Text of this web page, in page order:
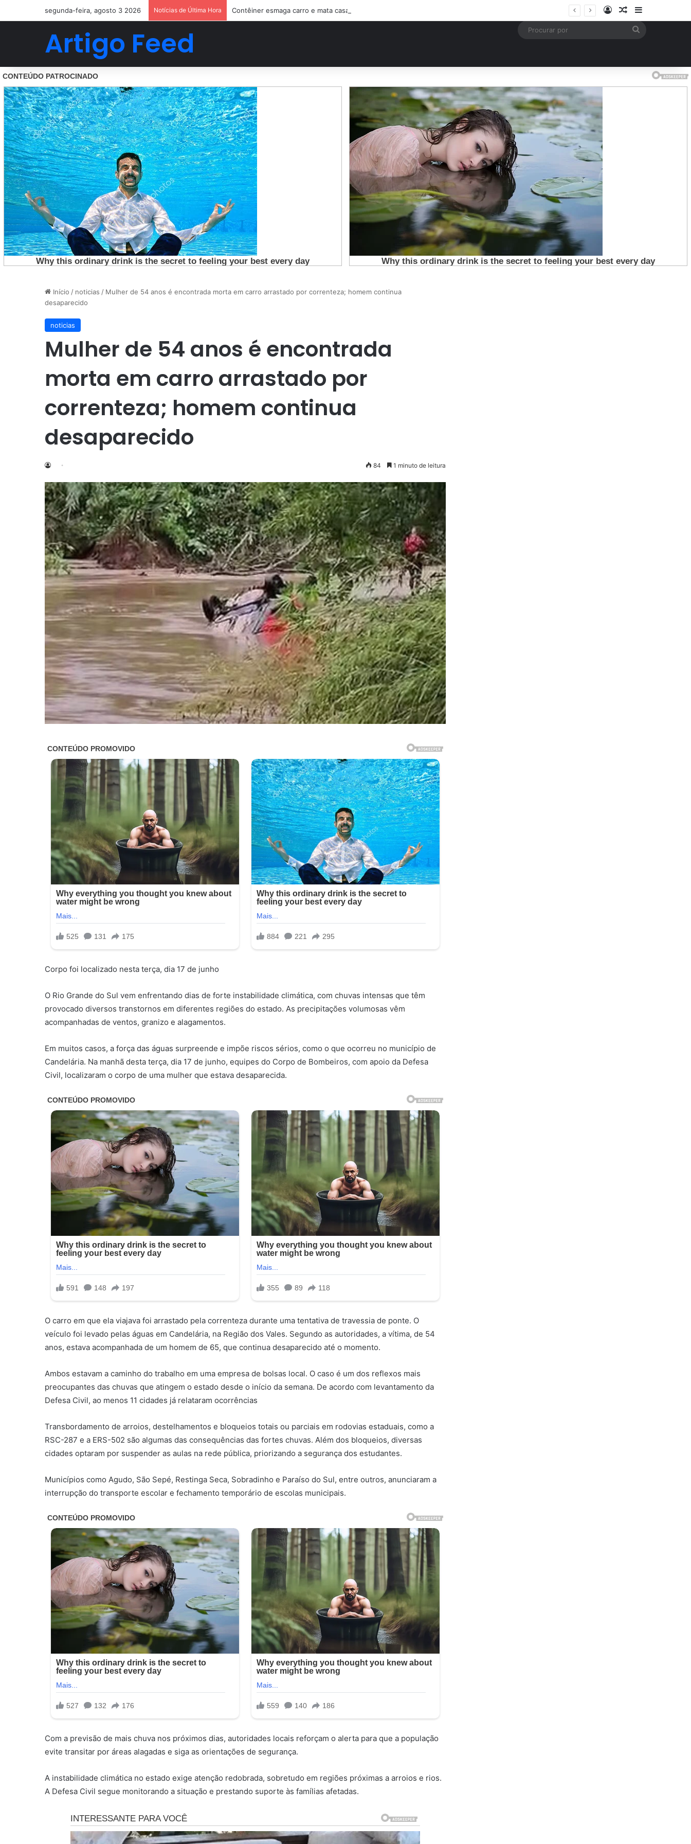
segunda-feira, agosto 3 2026 Notícias de Última Hora Contêiner esmaga carro e mata casal na BR-470; filho sobreviveu…Ver mais EntrarArtigo aleatório
Barra Lateral
Artigo Feed
Início / noticias / Mulher de 54 anos é encontrada morta em carro arrastado por correnteza; homem continua
desaparecido
noticias
Mulher de 54 anos é encontrada
morta em carro arrastado por
correnteza; homem continua
desaparecido
84 1 minuto de leitura
Corpo foi localizado nesta terça, dia 17 de junho
O Rio Grande do Sul vem enfrentando dias de forte instabilidade climática, com chuvas intensas que têm
provocado diversos transtornos em diferentes regiões do estado. As precipitações volumosas vêm
acompanhadas de ventos, granizo e alagamentos.
Em muitos casos, a força das águas surpreende e impõe riscos sérios, como o que ocorreu no município de
Candelária. Na manhã desta terça, dia 17 de junho, equipes do Corpo de Bombeiros, com apoio da Defesa
Civil, localizaram o corpo de uma mulher que estava desaparecida.
O carro em que ela viajava foi arrastado pela correnteza durante uma tentativa de travessia de ponte. O
veículo foi levado pelas águas em Candelária, na Região dos Vales. Segundo as autoridades, a vítima, de 54
anos, estava acompanhada de um homem de 65, que continua desaparecido até o momento.
Ambos estavam a caminho do trabalho em uma empresa de bolsas local. O caso é um dos reflexos mais
preocupantes das chuvas que atingem o estado desde o início da semana. De acordo com levantamento da
Defesa Civil, ao menos 11 cidades já relataram ocorrências
Transbordamento de arroios, destelhamentos e bloqueios totais ou parciais em rodovias estaduais, como a
RSC-287 e a ERS-502 são algumas das consequências das fortes chuvas. Além dos bloqueios, diversas
cidades optaram por suspender as aulas na rede pública, priorizando a segurança dos estudantes.
Municípios como Agudo, São Sepé, Restinga Seca, Sobradinho e Paraíso do Sul, entre outros, anunciaram a
interrupção do transporte escolar e fechamento temporário de escolas municipais.
Com a previsão de mais chuva nos próximos dias, autoridades locais reforçam o alerta para que a população
evite transitar por áreas alagadas e siga as orientações de segurança.
A instabilidade climática no estado exige atenção redobrada, sobretudo em regiões próximas a arroios e rios.
A Defesa Civil segue monitorando a situação e prestando suporte às famílias afetadas.